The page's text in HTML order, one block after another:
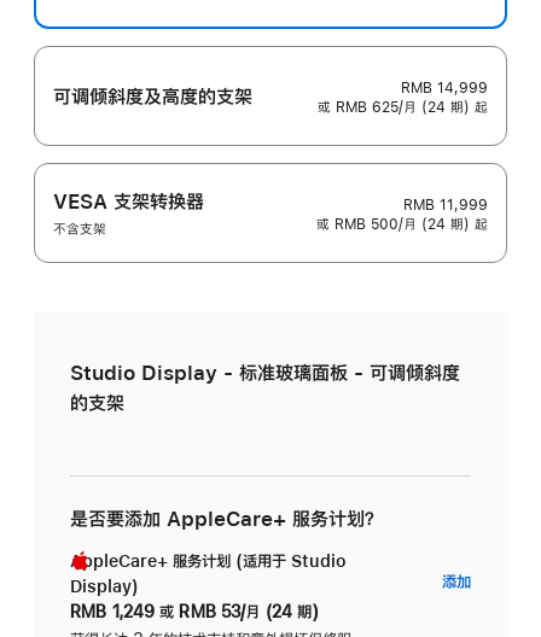
可调倾斜度及高‍度的支‍架
RMB 14,999
或 RMB 625/月 (24 期) 起
VESA 支架转换器
不含支架
RMB 11,999
或 RMB 500/月 (24 期) 起
Studio Display - 标准玻璃面板 - 可调倾斜度
的支架
是否要添加 AppleCare+ 服务计划？
AppleCare+ 服务计划 (适用于 Studio
Display)
RMB 1,249 或 RMB 53/月 (24 期)
添加